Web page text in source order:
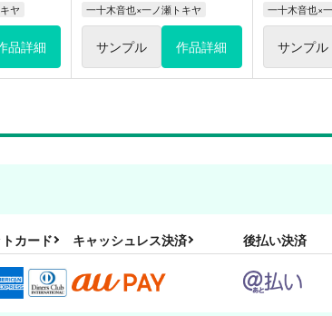
ヤ
品詳細
一十木音也×一ノ瀬トキヤ
サンプル 作品詳細
一十木音也×
サンプル
カード キャッシュレス決済 後払い決済